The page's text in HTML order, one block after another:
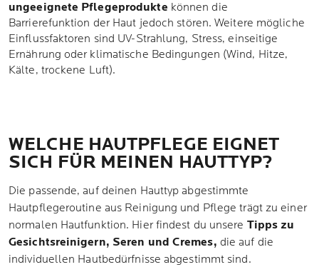
ungeeignete Pflegeprodukte können die
Barrierefunktion der Haut jedoch stören. Weitere mögliche
Einflussfaktoren sind UV-Strahlung, Stress, einseitige
Ernährung oder klimatische Bedingungen (Wind, Hitze,
Kälte, trockene Luft).
WELCHE HAUTPFLEGE EIGNET
SICH FÜR MEINEN HAUTTYP?
Die passende, auf deinen Hauttyp abgestimmte
Hautpflegeroutine aus Reinigung und Pflege trägt zu einer
normalen Hautfunktion. Hier findest du unsere Tipps zu
Gesichtsreinigern, Seren und Cremes, die auf die
individuellen Hautbedürfnisse abgestimmt sind.